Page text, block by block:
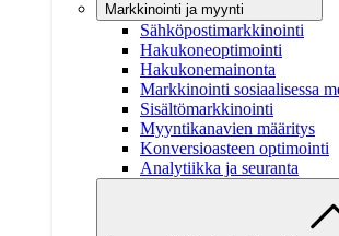
Markkinointi ja myynti
Sähköpostimarkkinointi
Hakukoneoptimointi
Hakukonemainonta
Markkinointi sosiaalisessa
Sisältömarkkinointi
Myyntikanavien määritys
Konversioasteen optimointi
Analytiikka ja seuranta